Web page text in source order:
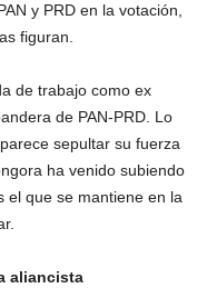
y PRD en la votación,
figuran.
de trabajo como ex
de PAN-PRD. Lo
sepultar su fuerza
ha venido subiendo
el que se mantiene en la
aliancista